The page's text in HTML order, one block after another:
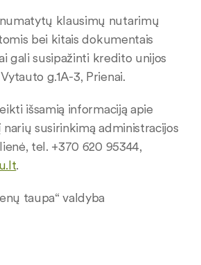
klausimų nutarimų
bei kitais dokumentais
gali susipažinti kredito unijos
g.1A-3, Prienai.
išsamią informaciją apie
susirinkimą administracijos
tel. +370 620 95344,
.
taupa“ valdyba